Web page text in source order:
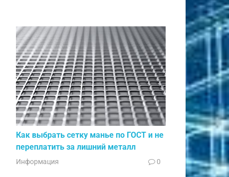
Как выбрать сетку манье по ГОСТ и не
переплатить за лишний металл
Информация 0